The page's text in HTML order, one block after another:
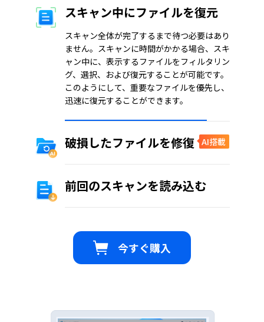
スキャン中にファイルを復元
スキャン全体が完了するまで待つ必要はあり
ません。スキャンに時間がかかる場合、スキ
ャン中に、表示するファイルをフィルタリン
グ、選択、および復元することが可能です。
このようにして、重要なファイルを優先し、
迅速に復元することができます。
破損したファイルを修復 AI搭載
前回のスキャンを読み込む
今すぐ購入